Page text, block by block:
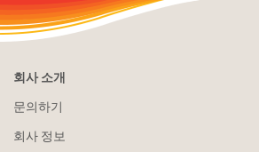
회사 소개
문의하기
회사 정보